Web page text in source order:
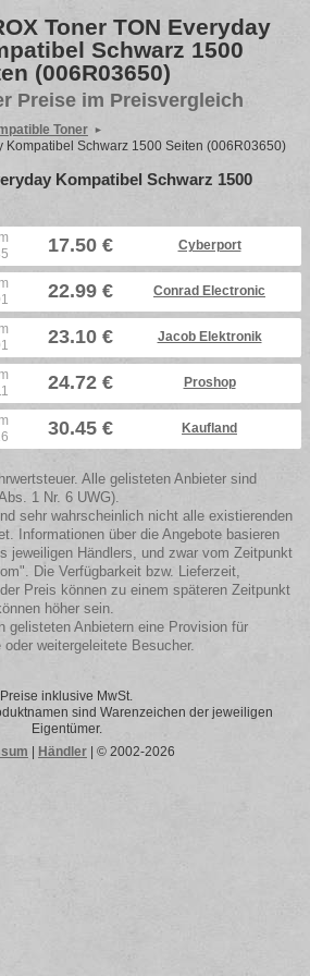
Toner TON Everyday
Schwarz 1500
(006R03650)
Preise im Preisvergleich
Toner
Kompatibel Schwarz 1500 Seiten (006R03650)
Kompatibel Schwarz 1500
17.50 € Cyberport
22.99 € Conrad Electronic
23.10 € Jacob Elektronik
24.72 € Proshop
30.45 € Kaufland
Alle gelisteten Anbieter sind
1 Nr. 6 UWG).
sehr wahrscheinlich nicht alle existierenden
Informationen über die Angebote basieren
jeweiligen Händlers, und zwar vom Zeitpunkt
Die Verfügbarkeit bzw. Lieferzeit,
Preis können zu einem späteren Zeitpunkt
höher sein.
gelisteten Anbietern eine Provision für
weitergeleitete Besucher.
Preise inklusive MwSt.
sind Warenzeichen der jeweiligen
Eigentümer.
Händler | © 2002-2026